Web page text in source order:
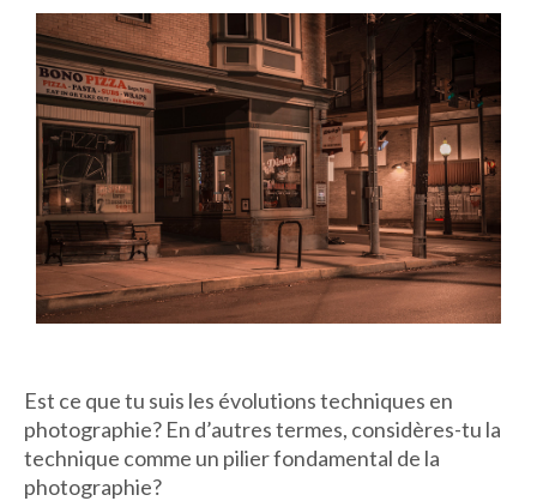
Est ce que tu suis les évolutions techniques en
photographie? En d’autres termes, considères-tu la
technique comme un pilier fondamental de la
photographie?